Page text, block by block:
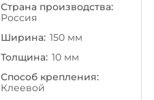
Страна производства:
Россия
Ширина: 150 мм
Толщина: 10 мм
Способ крепления:
Клеевой